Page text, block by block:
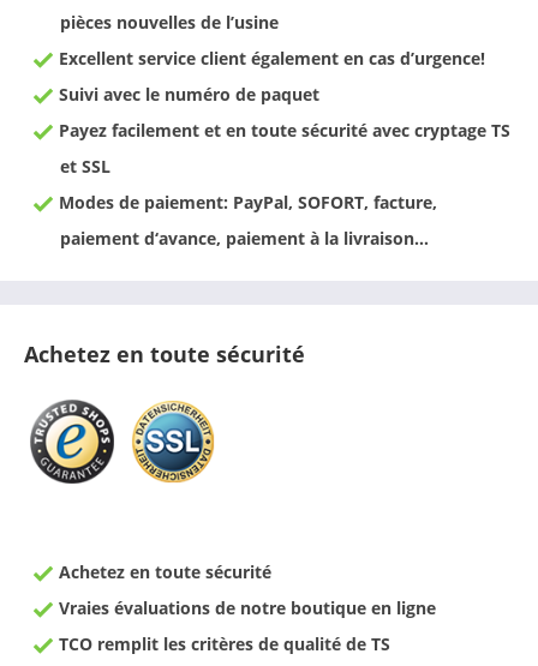
pièces nouvelles de l’usine
Excellent service client également en cas d’urgence!
Suivi avec le numéro de paquet
Payez facilement et en toute sécurité avec cryptage TS
et SSL
Modes de paiement: PayPal, SOFORT, facture,
paiement d‘avance, paiement à la livraison…
Achetez en toute sécurité
Achetez en toute sécurité
Vraies évaluations de notre boutique en ligne
TCO remplit les critères de qualité de TS